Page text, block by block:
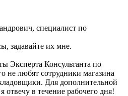
специалист по
задавайте их мне.
Эксперта Консультанта по
не любят сотрудники магазина
Для дополнительной
отвечу в течение рабочего дня!